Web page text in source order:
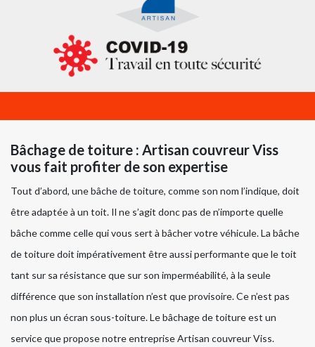
Bâchage de toiture : Artisan couvreur Viss
vous fait profiter de son expertise
Tout d’abord, une bâche de toiture, comme son nom l’indique, doit
être adaptée à un toit. Il ne s’agit donc pas de n’importe quelle
bâche comme celle qui vous sert à bâcher votre véhicule. La bâche
de toiture doit impérativement être aussi performante que le toit
tant sur sa résistance que sur son imperméabilité, à la seule
différence que son installation n’est que provisoire. Ce n’est pas
non plus un écran sous-toiture. Le bâchage de toiture est un
service que propose notre entreprise Artisan couvreur Viss.